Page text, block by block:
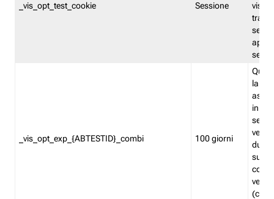
_vis_opt_test_cookie Sessione
_vis_opt_exp_{ABTESTID}_combi 100 giorni
la
in